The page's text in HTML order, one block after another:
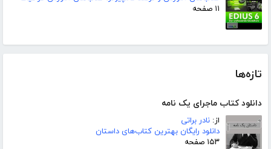
۱۱ صفحه
تازه‌ها
دانلود کتاب ماجرای یک نامه
از: نادر براتی
دانلود رایگان بهترین کتاب‌های داستان
۱۵۳ صفحه